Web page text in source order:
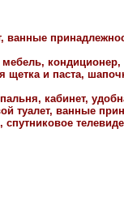
ванные
и паста,
кабинет,
туалет, ванные